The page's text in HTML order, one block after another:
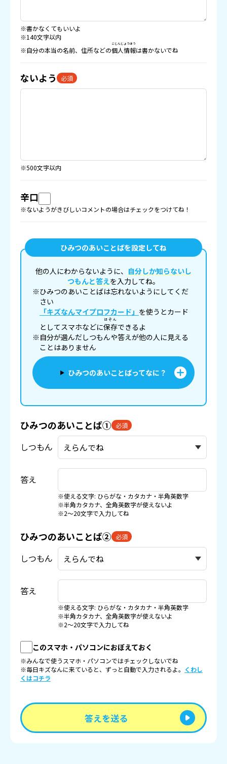
※書かなくてもいいよ
※140文字以内
※自分の本当の名前、住所などの個人情報
こじんじょうほう
は書かないでね
ないよう 必須
※500文字以内
辛口
※ないようがきびしいコメントの場合はチェックをつけてね！
ひみつのあいことばを設定してね
他の人にわからないように、 自分しか知らないし
つもんと答えを入力してね。
※ひみつのあいことばは忘れないようにしてくだ
さい
「キズなんマイプロフカード」 を使うとカード
としてスマホなどに保存
ほぞん
できるよ
※自分が選んだしつもんや答えが他の人に見える
ことはありません
ひみつのあいことばってなに？
ひみつのあいことば① 必須
しつもん
答え
※使える文字: ひらがな・カタカナ・半角英数字
※半角カタカナ、全角英数字が使えないよ
※2〜20文字で入力してね
ひみつのあいことば② 必須
しつもん
答え
※使える文字: ひらがな・カタカナ・半角英数字
※半角カタカナ、全角英数字が使えないよ
※2〜20文字で入力してね
このスマホ・パソコンにおぼえておく
※みんなで使うスマホ・パソコンではチェックしないでね
※毎日キズなんに来ていると、ずっと自動で入力されるよ。 くわし
くはコチラ
答えを送る